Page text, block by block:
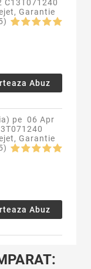
C13T071240
Garantie
)
Abuz
pe 06 Apr
Garantie
)
Abuz